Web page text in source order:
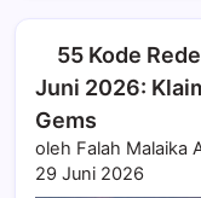
55 Kode
Juni 2026:
Gems
oleh Falah Malaika
29 Juni 2026